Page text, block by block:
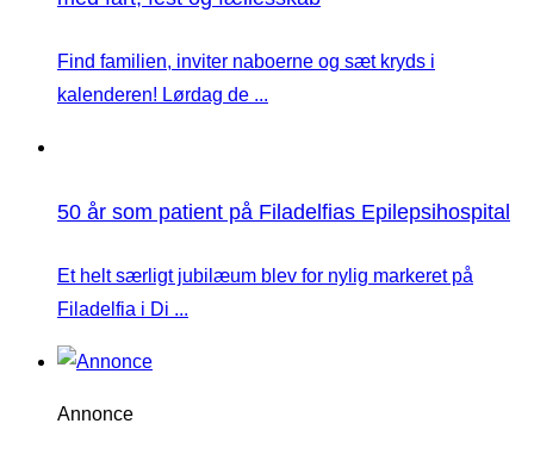
Find familien, inviter naboerne og sæt kryds i
kalenderen! Lørdag de ...
50 år som patient på Filadelfias Epilepsihospital
Et helt særligt jubilæum blev for nylig markeret på
Filadelfia i Di ...
Annonce